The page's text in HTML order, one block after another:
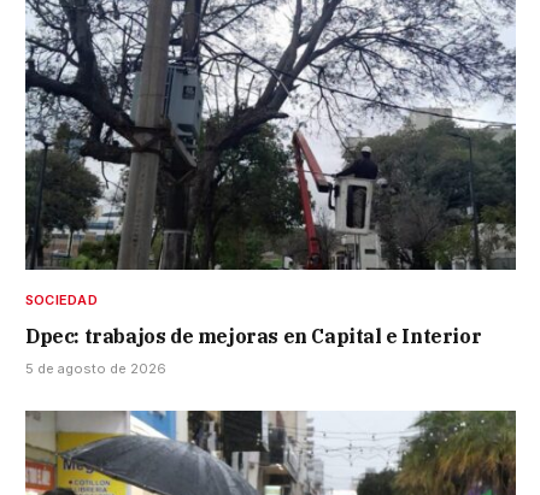
SOCIEDAD
Dpec: trabajos de mejoras en Capital e Interior
5 de agosto de 2026